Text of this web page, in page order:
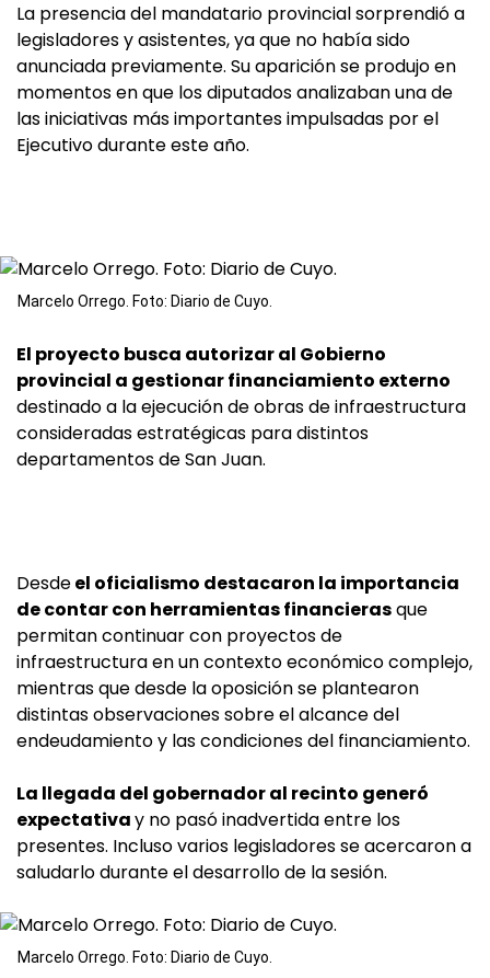
La presencia del mandatario provincial sorprendió a
legisladores y asistentes, ya que no había sido
anunciada previamente. Su aparición se produjo en
momentos en que los diputados analizaban una de
las iniciativas más importantes impulsadas por el
Ejecutivo durante este año.
Marcelo Orrego. Foto: Diario de Cuyo.
El proyecto busca autorizar al Gobierno
provincial a gestionar financiamiento externo
destinado a la ejecución de obras de infraestructura
consideradas estratégicas para distintos
departamentos de San Juan.
Desdeel oficialismo destacaron la importancia
de contar con herramientas financierasque
permitan continuar con proyectos de
infraestructura en un contexto económico complejo,
mientras que desde la oposición se plantearon
distintas observaciones sobre el alcance del
endeudamiento y las condiciones del financiamiento.
La llegada del gobernador al recinto generó
expectativay no pasó inadvertida entre los
presentes. Incluso varios legisladores se acercaron a
saludarlo durante el desarrollo de la sesión.
Marcelo Orrego. Foto: Diario de Cuyo.